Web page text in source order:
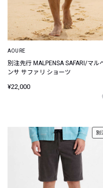
AOURE
別注先行 MALPENSA SAFARI/マル
ンサ サファリ ショーツ
¥22,000
別